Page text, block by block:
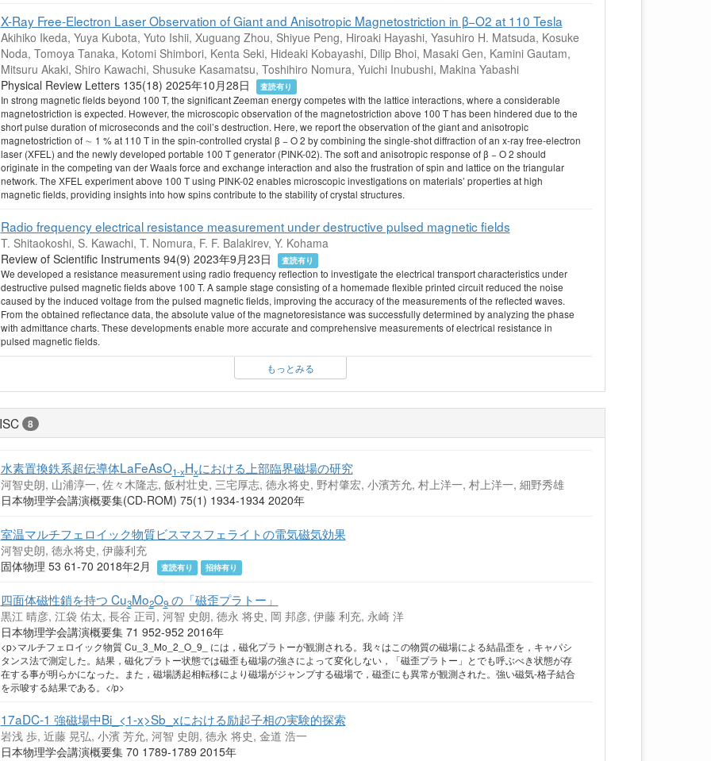
X-Ray Free-Electron Laser Observation of Giant and Anisotropic Magnetostriction in β−O2 at 110 Tesla
Akihiko Ikeda, Yuya Kubota, Yuto Ishii, Xuguang Zhou, Shiyue Peng, Hiroaki Hayashi, Yasuhiro H. Matsuda, Kosuke
Noda, Tomoya Tanaka, Kotomi Shimbori, Kenta Seki, Hideaki Kobayashi, Dilip Bhoi, Masaki Gen, Kamini Gautam,
Mitsuru Akaki, Shiro Kawachi, Shusuke Kasamatsu, Toshihiro Nomura, Yuichi Inubushi, Makina Yabashi
Physical Review Letters 135(18) 2025年10月28日
査読有り
In strong magnetic fields beyond 100 T, the significant Zeeman energy competes with the lattice interactions, where a considerable
magnetostriction is expected. However, the microscopic observation of the magnetostriction above 100 T has been hindered due to the
short pulse duration of microseconds and the coil’s destruction. Here, we report the observation of the giant and anisotropic
magnetostriction of ∼ 1 % at 110 T in the spin-controlled crystal β − O 2 by combining the single-shot diffraction of an x-ray free-electron
laser (XFEL) and the newly developed portable 100 T generator (PINK-02). The soft and anisotropic response of β − O 2 should
originate in the competing van der Waals force and exchange interaction and also the frustration of spin and lattice on the triangular
network. The XFEL experiment above 100 T using PINK-02 enables microscopic investigations on materials’ properties at high
magnetic fields, providing insights into how spins contribute to the stability of crystal structures.
Radio frequency electrical resistance measurement under destructive pulsed magnetic fields
T. Shitaokoshi, S. Kawachi, T. Nomura, F. F. Balakirev, Y. Kohama
Review of Scientific Instruments 94(9) 2023年9月23日
査読有り
We developed a resistance measurement using radio frequency reflection to investigate the electrical transport characteristics under
destructive pulsed magnetic fields above 100 T. A sample stage consisting of a homemade flexible printed circuit reduced the noise
caused by the induced voltage from the pulsed magnetic fields, improving the accuracy of the measurements of the reflected waves.
From the obtained reflectance data, the absolute value of the magnetoresistance was successfully determined by analyzing the phase
with admittance charts. These developments enable more accurate and comprehensive measurements of electrical resistance in
pulsed magnetic fields.
もっとみる
8
水素置換鉄系超伝導体LaFeAsO1-xHxにおける上部臨界磁場の研究
河智史朗, 山浦淳一, 佐々木隆志, 飯村壮史, 三宅厚志, 徳永将史, 野村肇宏, 小濱芳允, 村上洋一, 村上洋一, 細野秀雄
日本物理学会講演概要集(CD-ROM) 75(1) 1934-1934 2020年
室温マルチフェロイック物質ビスマスフェライトの電気磁気効果
河智史朗, 徳永将史, 伊藤利充
固体物理 53 61-70 2018年2月
査読有り 招待有り
四面体磁性鎖を持つ Cu3Mo2O9の「磁歪プラトー」
黒江 晴彦, 江袋 佑太, 長谷 正司, 河智 史朗, 徳永 将史, 岡 邦彦, 伊藤 利充, 永崎 洋
日本物理学会講演概要集 71 952-952 2016年
<p>マルチフェロイック物質 Cu_3_Mo_2_O_9_ には，磁化プラトーが観測される。我々はこの物質の磁場による結晶歪を，キャパシ
タンス法で測定した。結果，磁化プラトー状態では磁歪も磁場の強さによって変化しない，「磁歪プラトー」とでも呼ぶべき状態が存
在する事が明らかになった。また，磁場誘起相転移により磁場がジャンプする磁場で，磁歪にも異常が観測された。強い磁気-格子結合
を示唆する結果である。</p>
17aDC-1 強磁場中Bi_<1-x>Sb_xにおける励起子相の実験的探索
岩浅 歩, 近藤 晃弘, 小濱 芳允, 河智 史朗, 徳永 将史, 金道 浩一
日本物理学会講演概要集 70 1789-1789 2015年